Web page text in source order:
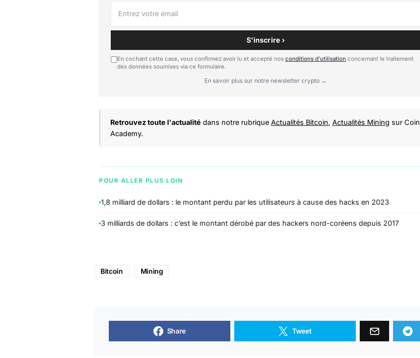
S'inscrire ›
En cochant cette case, vous confirmez avoir lu et accepté nos conditions d'utilisation concernant le traitement
des données soumises via ce formulaire.
En savoir plus sur notre newsletter crypto →
Retrouvez toute l'actualité dans notre rubrique Actualités Bitcoin, Actualités Mining sur Coin
Academy.
POUR ALLER PLUS LOIN
1,8 milliard de dollars : le montant perdu par les utilisateurs à cause des hacks en 2023
3 milliards de dollars : c’est le montant dérobé par des hackers nord-coréens depuis 2017
Bitcoin Mining
Share Tweet